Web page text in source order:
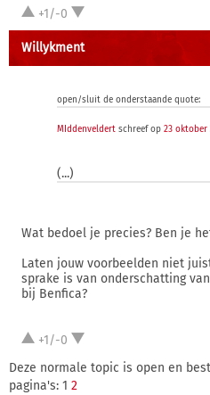
+1/-0
Willykment
open/sluit de onderstaande quote:
MIddenveldert schreef op 23 oktober
(...)
Wat bedoel je precies? Ben je
Laten jouw voorbeelden niet
sprake is van onderschatting
bij Benfica?
+1/-0
Deze normale topic is open en
pagina's: 1 2